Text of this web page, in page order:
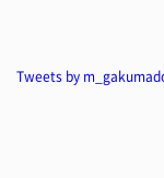
Tweets by